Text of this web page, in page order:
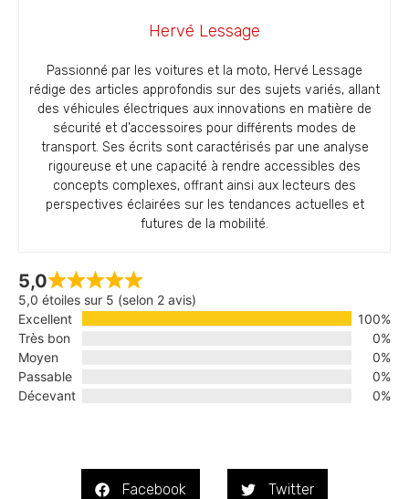
Hervé Lessage
Passionné par les voitures et la moto, Hervé Lessage
rédige des articles approfondis sur des sujets variés, allant
des véhicules électriques aux innovations en matière de
sécurité et d’accessoires pour différents modes de
transport. Ses écrits sont caractérisés par une analyse
rigoureuse et une capacité à rendre accessibles des
concepts complexes, offrant ainsi aux lecteurs des
perspectives éclairées sur les tendances actuelles et
futures de la mobilité.
5,0
5,0 étoiles sur 5 (selon 2 avis)
Excellent
100%
Très bon
0%
Moyen
0%
Passable
0%
Décevant
0%
Facebook Twitter